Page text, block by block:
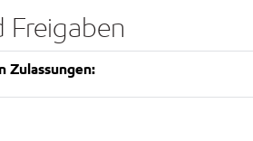
Freigaben
Zulassungen: